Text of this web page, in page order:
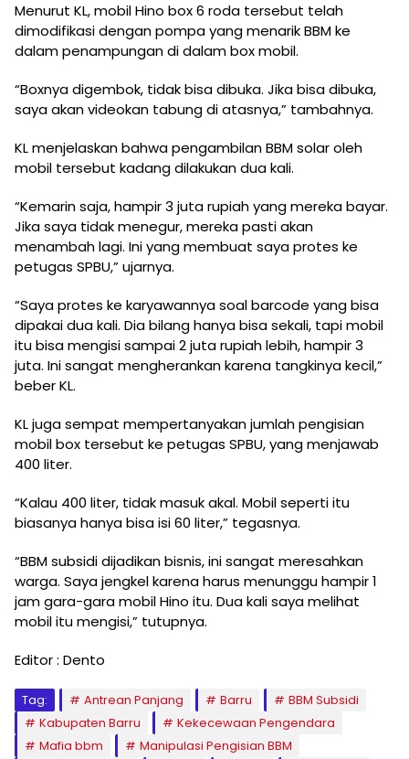
Menurut KL, mobil Hino box 6 roda tersebut telah
dimodifikasi dengan pompa yang menarik BBM ke
dalam penampungan di dalam box mobil.
“Boxnya digembok, tidak bisa dibuka. Jika bisa dibuka,
saya akan videokan tabung di atasnya,” tambahnya.
KL menjelaskan bahwa pengambilan BBM solar oleh
mobil tersebut kadang dilakukan dua kali.
“Kemarin saja, hampir 3 juta rupiah yang mereka bayar.
Jika saya tidak menegur, mereka pasti akan
menambah lagi. Ini yang membuat saya protes ke
petugas SPBU,” ujarnya.
“Saya protes ke karyawannya soal barcode yang bisa
dipakai dua kali. Dia bilang hanya bisa sekali, tapi mobil
itu bisa mengisi sampai 2 juta rupiah lebih, hampir 3
juta. Ini sangat mengherankan karena tangkinya kecil,”
beber KL.
KL juga sempat mempertanyakan jumlah pengisian
mobil box tersebut ke petugas SPBU, yang menjawab
400 liter.
“Kalau 400 liter, tidak masuk akal. Mobil seperti itu
biasanya hanya bisa isi 60 liter,” tegasnya.
“BBM subsidi dijadikan bisnis, ini sangat meresahkan
warga. Saya jengkel karena harus menunggu hampir 1
jam gara-gara mobil Hino itu. Dua kali saya melihat
mobil itu mengisi,” tutupnya.
Editor : Dento
Tag: Antrean Panjang Barru
BBM Subsidi
Kabupaten Barru
Kekecewaan Pengendara
Mafia bbm
Manipulasi Pengisian BBM